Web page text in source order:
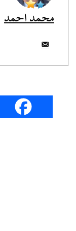
محمد احمد